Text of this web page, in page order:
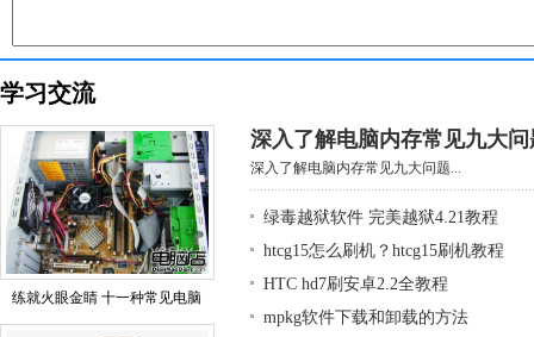
学习交流
练就火眼金睛 十一种常见电脑
深入了解电脑内存常见九大问
深入了解电脑内存常见九大问题...
绿毒越狱软件 完美越狱4.21教程
htcg15怎么刷机？htcg15刷机教程
HTC hd7刷安卓2.2全教程
mpkg软件下载和卸载的方法